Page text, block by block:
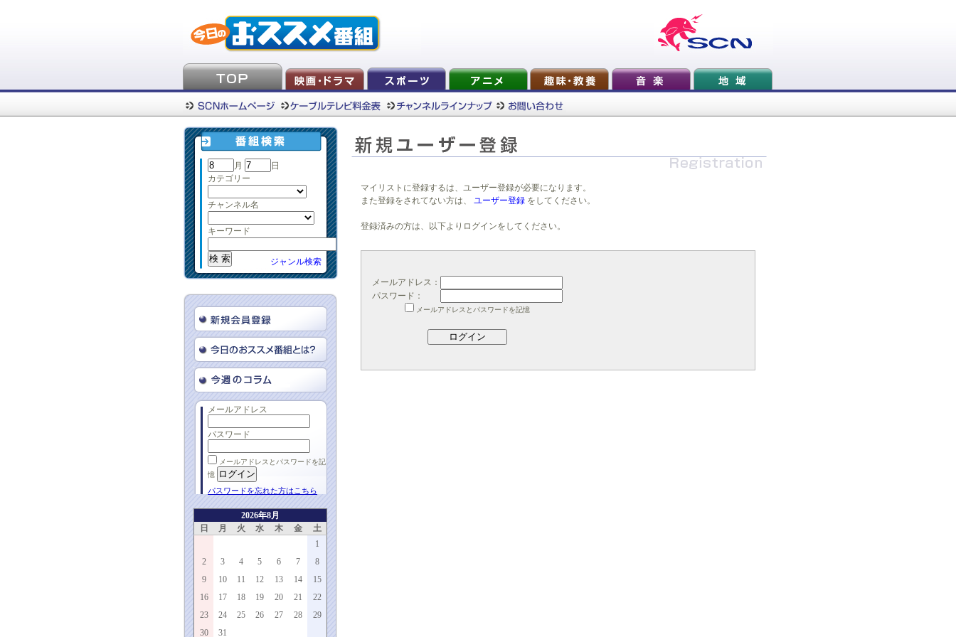
月
日
カテゴリー
チャンネル名
キーワード
ジャンル検索
メールアドレス
パスワード
メールアドレスとパスワードを記
憶
パスワードを忘れた方はこちら
2026年8月
日
月 火 水 木 金
土
1
2
3 4 5 6 7
8
9
10 11 12 13 14
15
16
17 18 19 20 21
22
23
24 25 26 27 28
29
30
31
マイリストに登録するは、ユーザー登録が必要になります。
また登録をされてない方は、
ユーザー登録 をしてください。
登録済みの方は、以下よりログインをしてください。
メールアドレス：
パスワード：
メールアドレスとパスワードを記憶